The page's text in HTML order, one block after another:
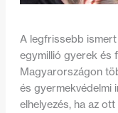
A legfrissebb
egymillió gyerek és
Magyarországon
és gyermekvédelmi
elhelyezés, ha az